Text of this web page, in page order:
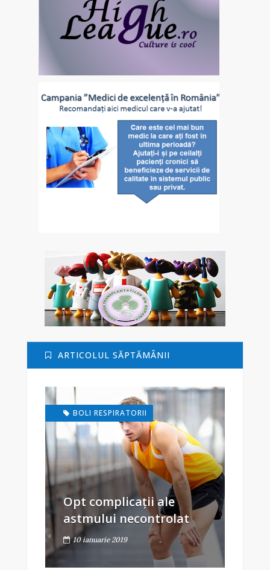
ARTICOLUL SĂPTĂMÂNII
BOLI RESPIRATORII
Opt complicații ale
astmului necontrolat
10 ianuarie 2019